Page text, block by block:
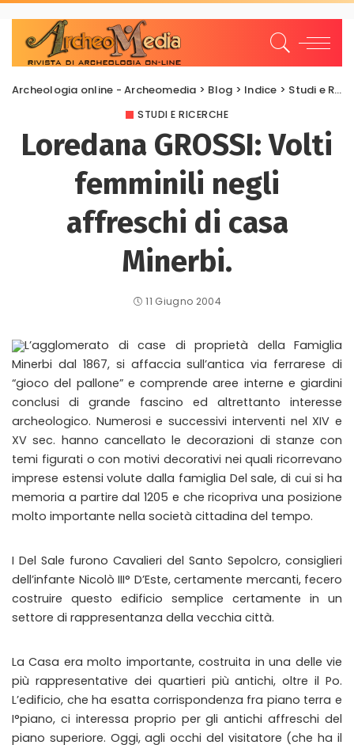
Archeologia online - Archeomedia > Blog > Indice > Studi e Ricerche
STUDI E RICERCHE
Loredana GROSSI: Volti
femminili negli
affreschi di casa
Minerbi.
11 Giugno 2004
L’agglomerato di case di proprietà della Famiglia
Minerbi dal 1867, si affaccia sull’antica via ferrarese di
“gioco del pallone” e comprende aree interne e giardini
conclusi di grande fascino ed altrettanto interesse
archeologico. Numerosi e successivi interventi nel XIV e
XV sec. hanno cancellato le decorazioni di stanze con
temi figurati o con motivi decorativi nei quali ricorrevano
imprese estensi volute dalla famiglia Del sale, di cui si ha
memoria a partire dal 1205 e che ricopriva una posizione
molto importante nella società cittadina del tempo.
I Del Sale furono Cavalieri del Santo Sepolcro, consiglieri
dell’infante Nicolò III° D’Este, certamente mercanti, fecero
costruire questo edificio semplice certamente in un
settore di rappresentanza della vecchia città.
La Casa era molto importante, costruita in una delle vie
più rappresentative dei quartieri più antichi, oltre il Po.
L’edificio, che ha esatta corrispondenza fra piano terra e
I°piano, ci interessa proprio per gli antichi affreschi del
piano superiore. Oggi, agli occhi del visitatore (che ha il